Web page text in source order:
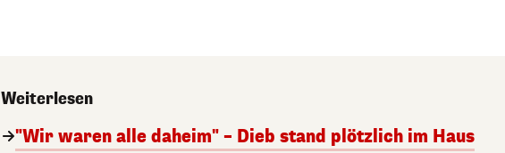
Weiterlesen
"Wir waren alle daheim" – Dieb stand plötzlich im Haus